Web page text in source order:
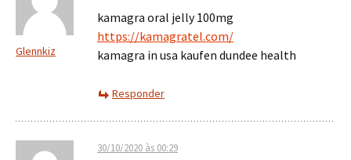
Glennkiz
kamagra oral jelly 100mg
https://kamagratel.com/
kamagra in usa kaufen dundee health
Responder
30/10/2020 às 00:29